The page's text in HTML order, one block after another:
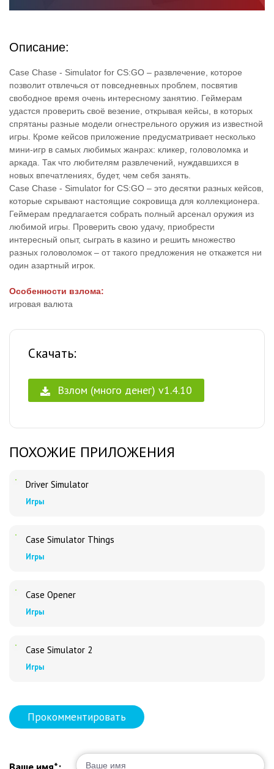
Описание:
Case Chase - Simulator for CS:GO – развлечение, которое
позволит отвлечься от повседневных проблем, посвятив
свободное время очень интересному занятию. Геймерам
удастся проверить своё везение, открывая кейсы, в которых
спрятаны разные модели огнестрельного оружия из известной
игры. Кроме кейсов приложение предусматривает несколько
мини-игр в самых любимых жанрах: кликер, головоломка и
аркада. Так что любителям развлечений, нуждавшихся в
новых впечатлениях, будет, чем себя занять.
Case Chase - Simulator for CS:GO – это десятки разных кейсов,
которые скрывают настоящие сокровища для коллекционера.
Геймерам предлагается собрать полный арсенал оружия из
любимой игры. Проверить свою удачу, приобрести
интересный опыт, сыграть в казино и решить множество
разных головоломок – от такого предложения не откажется ни
один азартный игрок.
Особенности взлома:
игровая валюта
Скачать:
Взлом (много денег) v1.4.10
ПОХОЖИЕ ПРИЛОЖЕНИЯ
Driver Simulator
Игры
Case Simulator Things
Игры
Case Opener
Игры
Case Simulator 2
Игры
Прокомментировать